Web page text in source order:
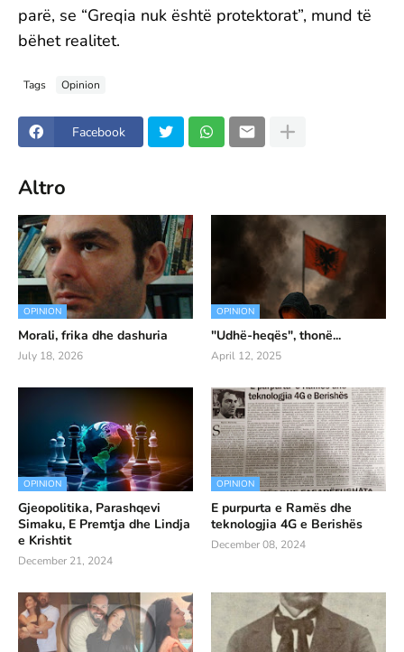
parë, se “Greqia nuk është protektorat”, mund të
bëhet realitet.
Tags Opinion
Facebook
Altro
OPINION
Morali, frika dhe dashuria
July 18, 2026
OPINION
"Udhë-heqës", thonë...
April 12, 2025
OPINION
Gjeopolitika, Parashqevi
Simaku, E Premtja dhe Lindja
e Krishtit
December 21, 2024
OPINION
E purpurta e Ramës dhe
teknologjia 4G e Berishës
December 08, 2024